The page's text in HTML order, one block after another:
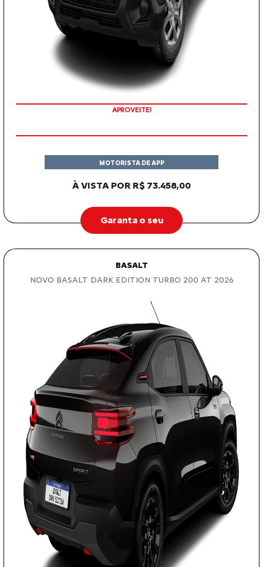
APROVEITE!
À VISTA POR R$ 73.458,00
MOTORISTA DE APP
Garanta o seu
BASALT
NOVO BASALT DARK EDITION TURBO 200 AT 2026